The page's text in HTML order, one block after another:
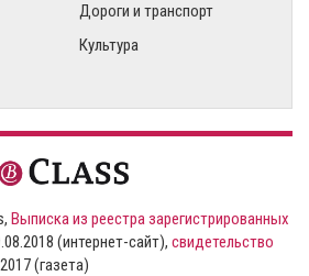
Дороги и транспорт
Культура
Выписка из реестра зарегистрированных
(интернет-сайт), свидетельство
(газета)